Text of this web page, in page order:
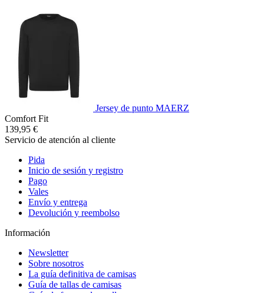
Jersey de punto MAERZ
Comfort Fit
139,95 €
Servicio de atención al cliente
Pida
Inicio de sesión y registro
Pago
Vales
Envío y entrega
Devolución y reembolso
Información
Newsletter
Sobre nosotros
La guía definitiva de camisas
Guía de tallas de camisas